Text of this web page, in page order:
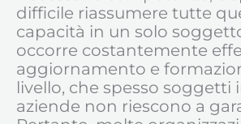
difficile riassumere tutte
capacità in un solo
occorre costantemente
aggiornamento e
livello, che spesso soggetti
aziende non riescono a